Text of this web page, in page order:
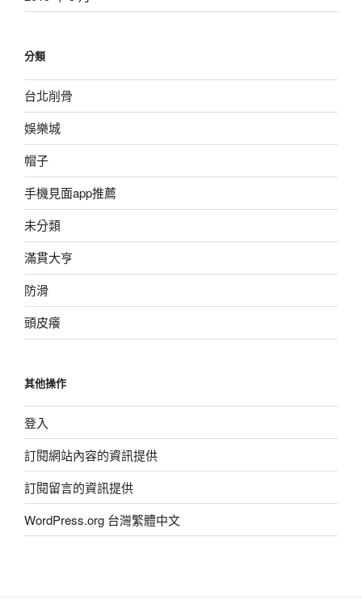
分類
台北削骨
娛樂城
帽子
手機見面app推薦
未分類
滿貫大亨
防滑
頭皮癢
其他操作
登入
訂閱網站內容的資訊提供
訂閱留言的資訊提供
WordPress.org 台灣繁體中文